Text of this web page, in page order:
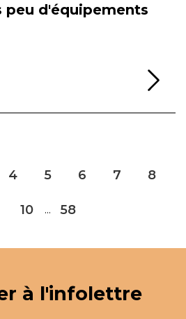
peu d'équipements
4 5 6 7 8
10 ... 58
à l'infolettre